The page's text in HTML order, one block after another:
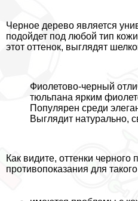
Черное дерево является
подойдет под любой тип
этот оттенок, выглядят
Фиолетово-черный
тюльпана ярким
Популярен среди
Выглядит натурально,
Как видите, оттенки
противопоказания для